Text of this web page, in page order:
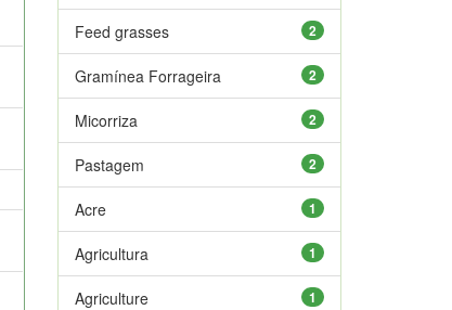
2
Feed grasses
2
Gramínea Forrageira
2
Micorriza
2
Pastagem
1
Acre
1
Agricultura
1
Agriculture